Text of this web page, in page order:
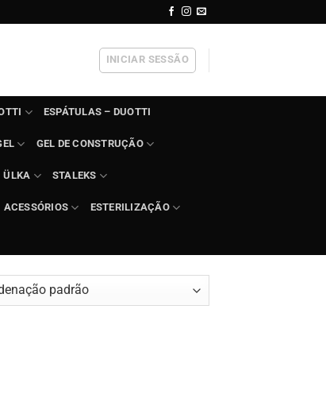
INICIAR SESSÃO
ESPÁTULAS – DUOTTI
GEL DE CONSTRUÇÃO
ÜLKA STALEKS
ACESSÓRIOS ESTERILIZAÇÃO